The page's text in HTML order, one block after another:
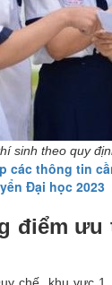
sinh theo quy
các thông tin
Đại học 2023
điểm ưu